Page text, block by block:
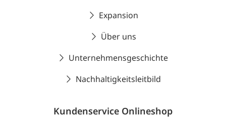
Expansion
Über uns
Unternehmensgeschichte
Nachhaltigkeitsleitbild
Kundenservice Onlineshop